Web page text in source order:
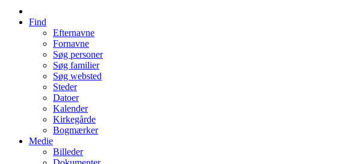
Find
Efternavne
Fornavne
Søg personer
Søg familier
Søg websted
Steder
Datoer
Kalender
Kirkegårde
Bogmærker
Medie
Billeder